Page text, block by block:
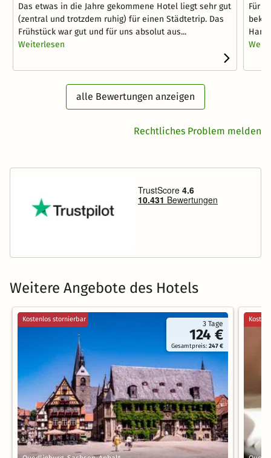
Das etwas in die Jahre gekommene Hotel liegt sehr gut
(zentral und trotzdem ruhig) für einen Städtetrip. Das
Frühstück war gut und für uns absolut aus...
Weiterlesen
Für
alle Bewertungen anzeigen
Rechtliches Problem melden
Weitere Angebote des Hotels
3 Tage
124 €
Gesamtpreis:247 €
Kostenlos stornierbar